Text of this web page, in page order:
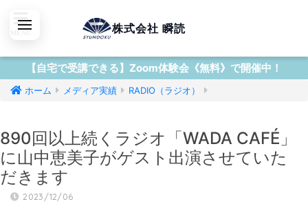
株式会社 瞬読
【自宅で受講できる】Zoom体験会《無料》で開催中！
ホーム メディア実績 RADIO（ラジオ）
890回以上続くラジオ「WADA CAFÉ」
に山中恵美子がゲスト出演させていた
だきます
2023/12/06